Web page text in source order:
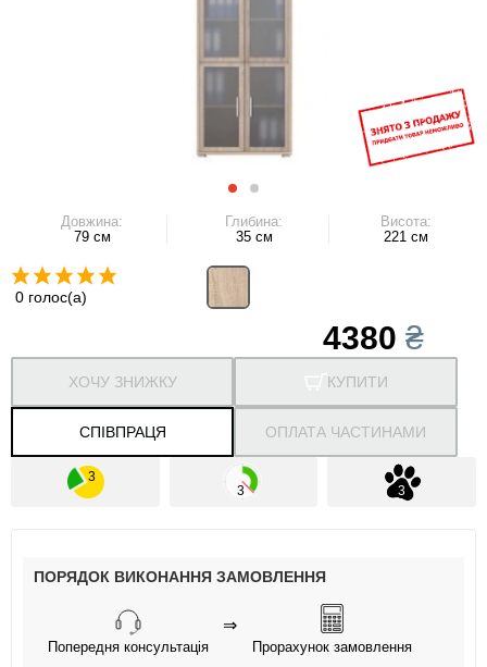
Довжина:
79 см
Глибина:
35 см
Висота:
221 см
0 голос(а)
4380₴
КУПИТИ
СПІВПРАЦЯ
ХОЧУ ЗНИЖКУ
ОПЛАТА ЧАСТИНАМИ
ПОРЯДОК ВИКОНАННЯ ЗАМОВЛЕННЯ
Попередня консультація
⇒
Прорахунок замовлення